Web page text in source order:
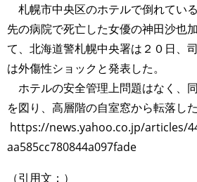
札幌市中央区のホテルで倒れてい
先の病院で死亡した女優の神田沙也
て、北海道警札幌中央署は２０日、
は外傷性ショックと発表した。
ホテルの安全管理上問題はなく、
を図り、高層階の自室窓から転落し
https://news.yahoo.co.jp/articles/
aa585cc780844a097fade
（引用文：）